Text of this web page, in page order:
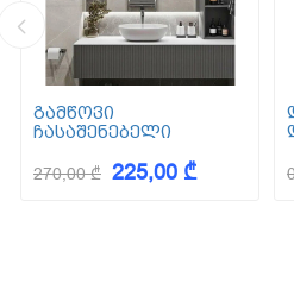
გამწოვი
ჩასაშენებელი
270,00 ₾ 225,00 ₾